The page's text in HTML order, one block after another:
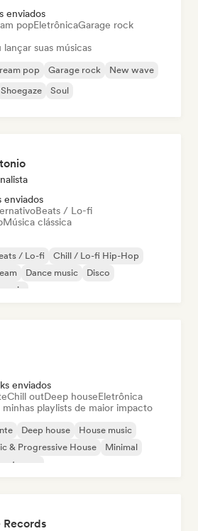
enviados
popEletrônicaGarage rock
suas músicas
pop Garage rock
New wave
Shoegaze Soul
enviados
Beats / Lo-fi
Música clássica
/ Lo-fi
Chill / Lo-fi Hip-Hop
Dance music
Disco
enviados
Chill outDeep houseEletrônica
playlists de maior impacto
Deep house
House music
& Progressive House
Minimal